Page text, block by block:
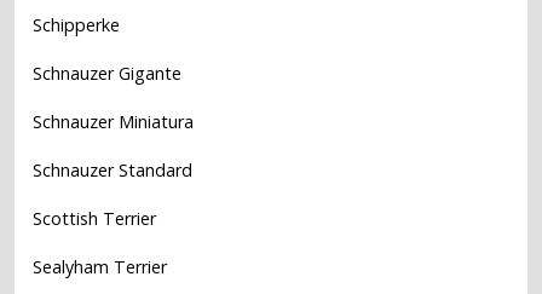
Schipperke
Schnauzer Gigante
Schnauzer Miniatura
Schnauzer Standard
Scottish Terrier
Sealyham Terrier